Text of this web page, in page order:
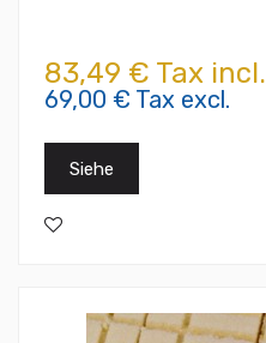
83,49 € Tax incl.
69,00 € Tax excl.
Siehe